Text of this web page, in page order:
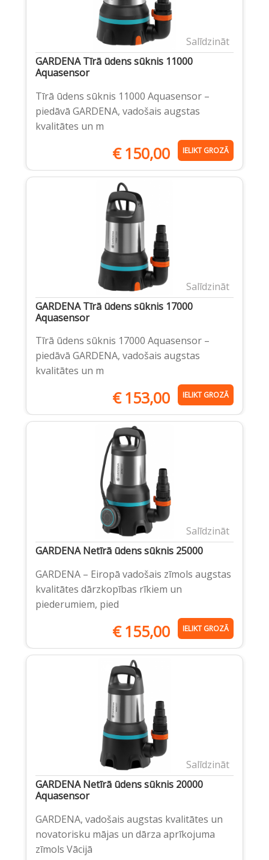
Salīdzināt
GARDENA Tīrā ūdens sūknis 11000
Aquasensor
Tīrā ūdens sūknis 11000 Aquasensor –
piedāvā GARDENA, vadošais augstas
kvalitātes un m
€150,00 IELIKT GROZĀ
Salīdzināt
GARDENA Tīrā ūdens sūknis 17000
Aquasensor
Tīrā ūdens sūknis 17000 Aquasensor –
piedāvā GARDENA, vadošais augstas
kvalitātes un m
€153,00 IELIKT GROZĀ
Salīdzināt
GARDENA Netīrā ūdens sūknis 25000
GARDENA – Eiropā vadošais zīmols augstas
kvalitātes dārzkopības rīkiem un
piederumiem, pied
€155,00 IELIKT GROZĀ
Salīdzināt
GARDENA Netīrā ūdens sūknis 20000
Aquasensor
GARDENA, vadošais augstas kvalitātes un
novatorisku mājas un dārza aprīkojuma
zīmols Vācijā